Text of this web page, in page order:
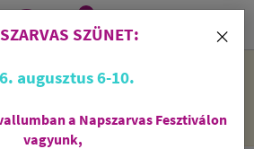
2026. augusztus 6-10 - rendelni lehet
feldolgozni őket.
0
×
SZÜNET:
augusztus 6-10.
a Napszarvas Fesztiválon
vagyunk,